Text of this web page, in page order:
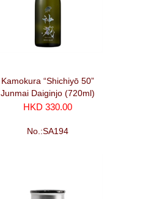
Kamokura “Shichiyō 50”
Junmai Daiginjo (720ml)
HKD 330.00
No.:SA194